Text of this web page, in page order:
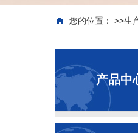
您的位置： >>生
产品中